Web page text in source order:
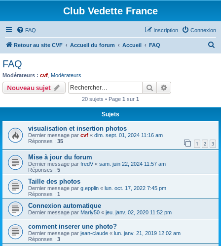
Club Vedette France
FAQ Connexion
Inscription
Retour au site CVF Accueil du forum Accueil FAQ
e
r
FAQ
Modérateurs : cvf Modérateurs
Nouveau sujet Rechercher
20 sujets • Page 1 sur 1
Sujets
visualisation et insertion photos
Dernier message par cvf « dim. sept. 01, 2024 11:16 am
Réponses : 35 1 2 3
Mise à jour du forum
Dernier message par fredV « sam. juin 22, 2024 11:57 am
Réponses : 5
Taille des photos
Dernier message par g.epplin « lun. oct. 17, 2022 7:45 pm
Réponses : 1
Connexion automatique
Dernier message par Marly50 « jeu. janv. 02, 2020 11:52 pm
comment inserer une photo?
Dernier message par jean-claude « lun. janv. 21, 2019 12:02 am
Réponses : 3